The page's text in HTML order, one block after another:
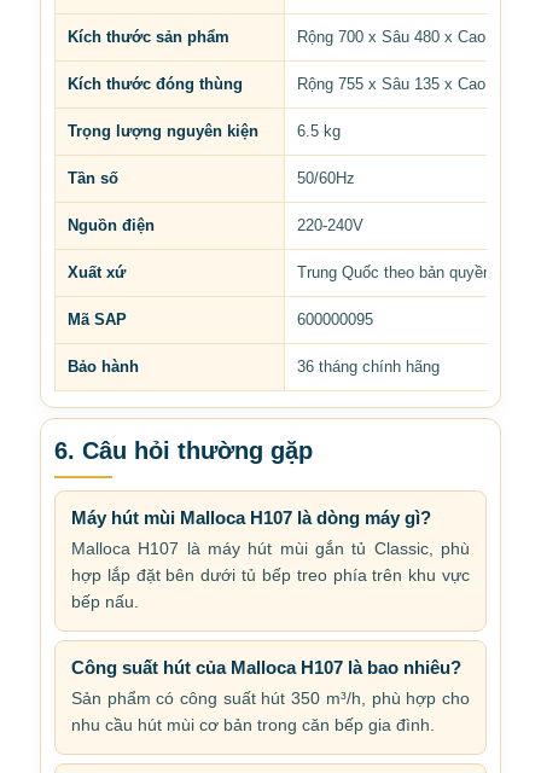
Kích thước sản phẩm Rộng 700 x Sâu 480 x Cao 85 mm
Kích thước đóng thùng Rộng 755 x Sâu 135 x Cao 545
Trọng lượng nguyên kiện 6.5 kg
Tần số 50/60Hz
Nguồn điện 220-240V
Xuất xứ Trung Quốc theo bản quyền
Mã SAP 600000095
Bảo hành 36 tháng chính hãng
6. Câu hỏi thường gặp
Máy hút mùi Malloca H107 là dòng máy gì?
Malloca H107 là máy hút mùi gắn tủ Classic, phù
hợp lắp đặt bên dưới tủ bếp treo phía trên khu vực
bếp nấu.
Công suất hút của Malloca H107 là bao nhiêu?
Sản phẩm có công suất hút 350 m³/h, phù hợp cho
nhu cầu hút mùi cơ bản trong căn bếp gia đình.